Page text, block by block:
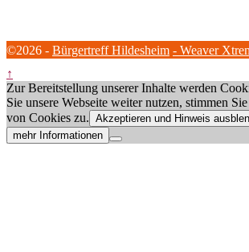
©2026 - Bürgertreff Hildesheim - Weaver
↑
Zur Bereitstellung unserer Inhalte werden
Sie unsere Webseite weiter nutzen, stimmen
von Cookies zu. Akzeptieren und Hinweis
mehr Informationen